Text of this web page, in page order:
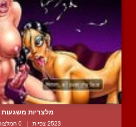
מלצריות משגעות
2523 צפיות | 0 המלצות